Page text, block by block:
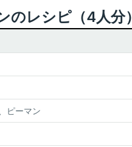
のレシピ（4人分）
ピーマン